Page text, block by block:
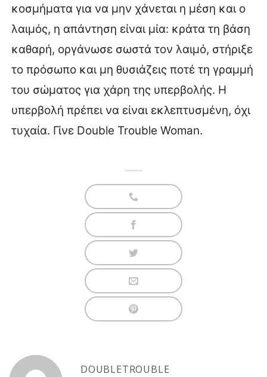
κοσμήματα για να μην χάνεται η μέση και ο
λαιμός, η απάντηση είναι μία: κράτα τη βάση
καθαρή, οργάνωσε σωστά τον λαιμό, στήριξε
το πρόσωπο και μη θυσιάζεις ποτέ τη γραμμή
του σώματος για χάρη της υπερβολής. Η
υπερβολή πρέπει να είναι εκλεπτυσμένη, όχι
τυχαία. Γίνε Double Trouble Woman.
DOUBLETROUBLE